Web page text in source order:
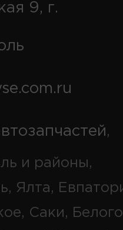
9, г.
,
и районы,
Ялта,
Саки,